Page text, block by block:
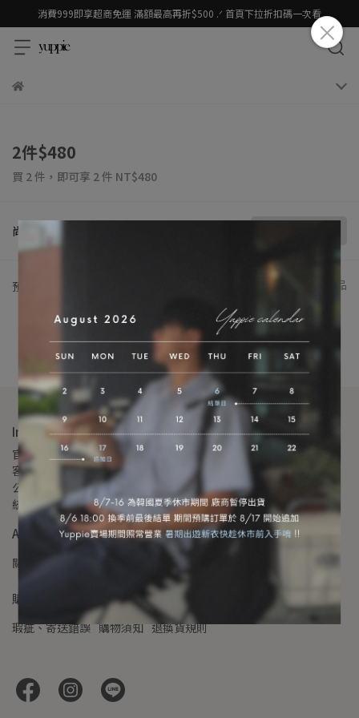
消費999即享超商免運 滿額最高再折$500 .ᐟ 首頁下拉折扣碼一次看
2件$480
買 2 件， 即可享 2 件 NT$480
尚未選購商品
預設排序 共 0 件商品
Informations
官方LINE客服：@yuppie
客服時間：10:30 - 18:30
公司：軒璽企業社
統一編號：82603514
About us
關於我們 隱私權政策
購物須知
瑕疵、寄送錯誤 購物須知 退換貨規則